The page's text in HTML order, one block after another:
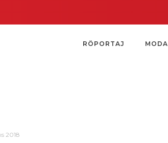
İngiltere’ye Kısa Bir Yolculuk
RÖPORTAJ MODA
2018